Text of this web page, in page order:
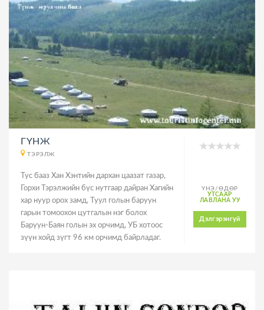
ГҮНЖ
ТЭРЭЛЖ
Тус бааз Хан Хэнтийн дархан цаазат газар,
Горхи Тэрэлжийн бүс нутгаар дайран Хагийн
хар нуур орох замд, Туул голын баруун
гарын томоохон цутгалын нэг болох
Баруун-Баян голын эх орчимд, УБ хотоос
зүүн хойд зүгт 96 км орчимд байрладаг.
ҮНЭ/ӨДӨР
УТСААР
ЛАВЛАНА УУ
Дэлгэрэнгүй